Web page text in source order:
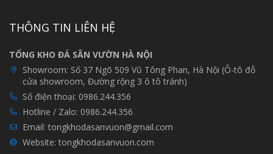
THÔNG TIN LIÊN HỆ
TỔNG KHO ĐÁ SÂN VƯỜN HÀ NỘI
Showroom: Số 37 Ngõ 509 Vũ Tông Phan, Hà Nội (Ô-tô đỗ
cửa showroom, Đường rộng 3 ô tô tránh)
Số điện thoại: 0986.244.356
Hotline / Zalo: 0986.244.356
Email: tongkhodasanvuon@gmail.com
Website: tongkhodasanvuon.com